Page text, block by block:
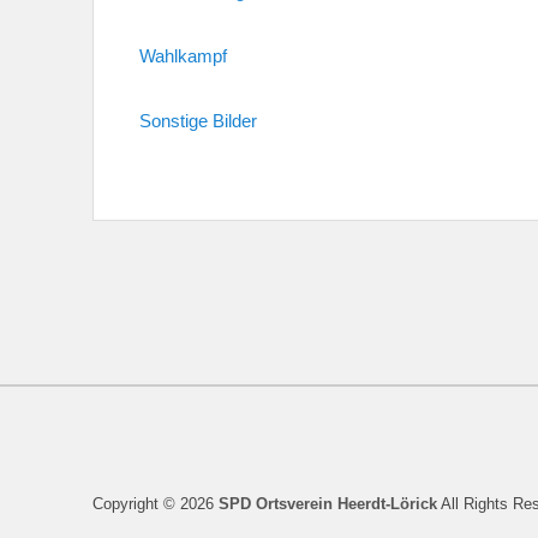
Wahlkampf
Sonstige Bilder
Copyright © 2026 SPD Ortsverein Heerdt-Lörick All Rights